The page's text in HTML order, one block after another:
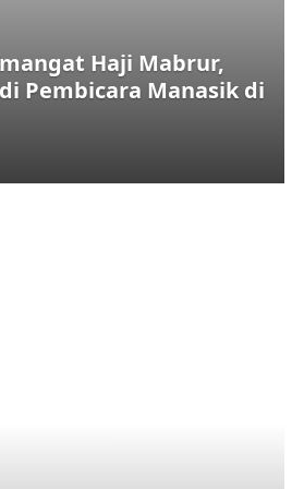
Haji Mabrur,
Pembicara Manasik di